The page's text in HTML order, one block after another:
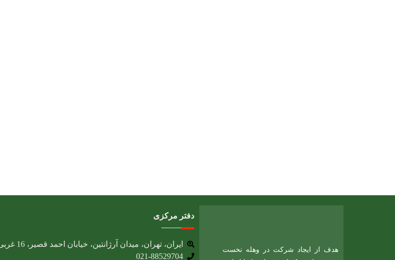
هدف از ایجاد شرکت در وهله نخست
دفتر مرکزی
ایران، تهران، میدان آرژانتین، خیابان احمد قصیر، 16 غربی، پلاک 9، طبقه پنجم
021-88529704